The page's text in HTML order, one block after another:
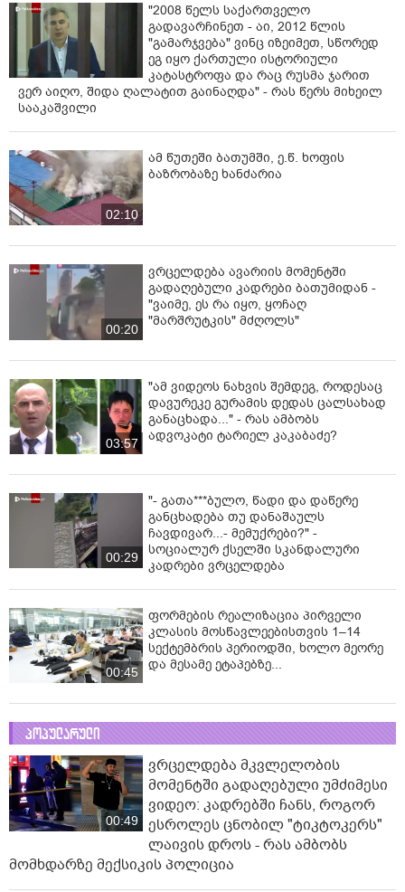
"2008 წელს საქართველო
გადავარჩინეთ - აი, 2012 წლის
"გამარჯვება" ვინც იზეიმეთ, სწორედ
ეგ იყო ქართული ისტორიული
კატასტროფა და რაც რუსმა ჯარით
ვერ აიღო, შიდა ღალატით გაინაღდა" - რას წერს მიხეილ
სააკაშვილი
02:10
ამ წუთეში ბათუმში, ე.წ. ხოფის
ბაზრობაზე ხანძარია
00:20
ვრცელდება ავარიის მომენტში
გადაღებული კადრები ბათუმიდან -
"ვაიმე, ეს რა იყო, ყოჩაღ
"მარშრუტკის" მძღოლს"
03:57
"ამ ვიდეოს ნახვის შემდეგ, როდესაც
დავურეკე გურამის დედას ცალსახად
განაცხადა..." - რას ამბობს
ადვოკატი ტარიელ კაკაბაძე?
00:29
"- გათა***ბულო, წადი და დაწერე
განცხადება თუ დანაშაულს
ჩავდივარ...- მემუქრები?" -
სოციალურ ქსელში სკანდალური
კადრები ვრცელდება
00:45
ფორმების რეალიზაცია პირველი
კლასის მოსწავლეებისთვის 1–14
სექტემბრის პერიოდში, ხოლო მეორე
და მესამე ეტაპებზე...
პოპულარული
00:49
ვრცელდება მკვლელობის
მომენტში გადაღებული უმძიმესი
ვიდეო: კადრებში ჩანს, როგორ
ესროლეს ცნობილ "ტიკტოკერს"
ლაივის დროს - რას ამბობს
მომხდარზე მექსიკის პოლიცია